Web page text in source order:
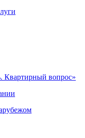
Квартирный вопрос»